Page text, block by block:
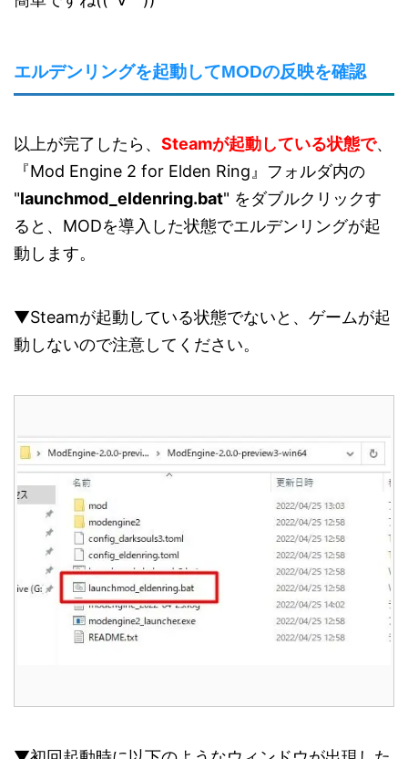
エルデンリングを起動してMODの反映を確認
以上が完了したら、 Steamが起動している状態で、
『Mod Engine 2 for Elden Ring』フォルダ内の
"launchmod_eldenring.bat" をダブルクリックす
ると、MODを導入した状態でエルデンリングが起
動します。
▼Steamが起動している状態でないと、ゲームが起
動しないので注意してください。